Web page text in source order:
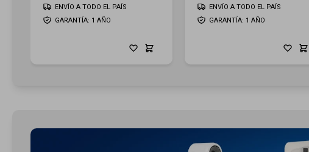
GARANTÍA: 1 AÑO
ENVÍO A TODO EL PAÍS
GARANTÍA: 1 AÑO
ENVÍO A TODO EL PAÍS